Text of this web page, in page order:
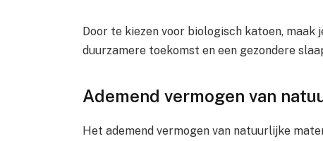
Door te kiezen voor biologisch katoen, maak
duurzamere toekomst en een gezondere
Ademend vermogen van
Het ademend vermogen van natuurlijke